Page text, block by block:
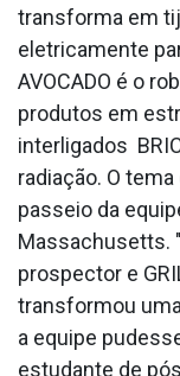
transforma em
eletricamente
AVOCADO é o
produtos em
interligados
radiação. O
passeio da
Massachusetts.
prospector e
transformou
a equipe
estudante de